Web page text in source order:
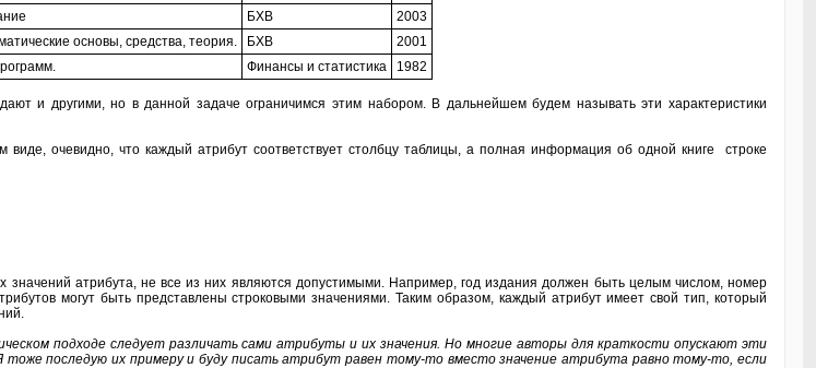
БХВ
2003
основы, средства, теория. БХВ
2001
Финансы и статистика 1982
и другими, но в данной задаче ограничимся этим набором. В дальнейшем будем называть эти характеристики
очевидно, что каждый атрибут соответствует столбцу таблицы, а полная информация об одной книге строке
атрибута, не все из них являются допустимыми. Например, год издания должен быть целым числом, номер
могут быть представлены строковыми значениями. Таким образом, каждый атрибут имеет свой тип, который
подходе следует различать сами атрибуты и их значения. Но многие авторы для краткости опускают эти
последую их примеру и буду писать атрибут равен тому-то вместо значение атрибута равно тому-то, если